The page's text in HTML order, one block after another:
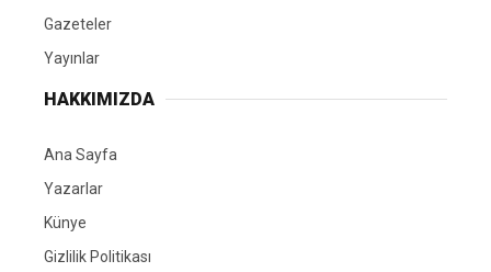
Gazeteler
Yayınlar
HAKKIMIZDA
Ana Sayfa
Yazarlar
Künye
Gizlilik Politikası